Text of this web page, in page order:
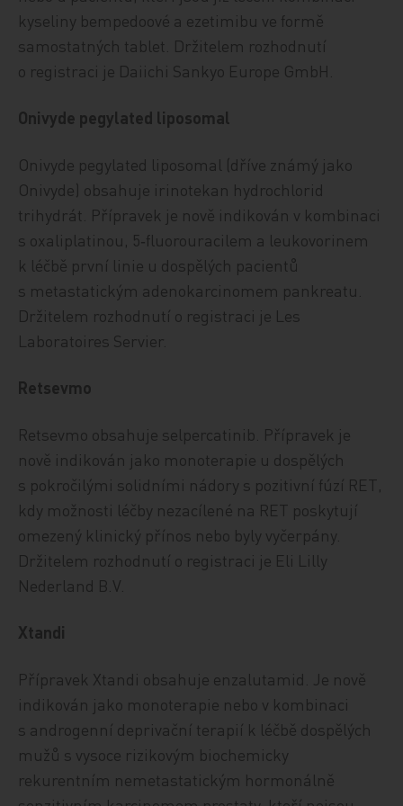
kyseliny bempedoové a ezetimibu ve formě
samostatných tablet. Držitelem rozhodnutí
o registraci je Daiichi Sankyo Europe GmbH.
Onivyde pegylated liposomal
Onivyde pegylated liposomal (dříve známý jako
Onivyde) obsahuje irinotekan hydrochlorid
trihydrát. Přípravek je nově indikován v kombinaci
s oxaliplatinou, 5‑fluorouracilem a leukovorinem
k léčbě první linie u dospělých pacientů
s metastatickým adenokarcinomem pankreatu.
Držitelem rozhodnutí o registraci je Les
Laboratoires Servier.
Retsevmo
Retsevmo obsahuje selpercatinib. Přípravek je
nově indikován jako monoterapie u dospělých
s pokročilými solidními nádory s pozitivní fúzí RET,
kdy možnosti léčby nezacílené na RET poskytují
omezený klinický přínos nebo byly vyčerpány.
Držitelem rozhodnutí o registraci je Eli Lilly
Nederland B.V.
Xtandi
Přípravek Xtandi obsahuje enzalutamid. Je nově
indikován jako monoterapie nebo v kombinaci
s androgenní deprivační terapií k léčbě dospělých
mužů s vysoce rizikovým biochemicky
rekurentním nemetastatickým hormonálně